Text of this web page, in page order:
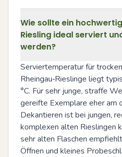
Wie sollte ein
Riesling ideal serviert
werden?
Serviertemperatur für
Rheingau‑Rieslinge liegt
°C. Für sehr junge, straffe
gereifte Exemplare eher am
Dekantieren ist bei jungen,
komplexen alten Rieslingen
sehr alten Flaschen
Öffnen und kleines